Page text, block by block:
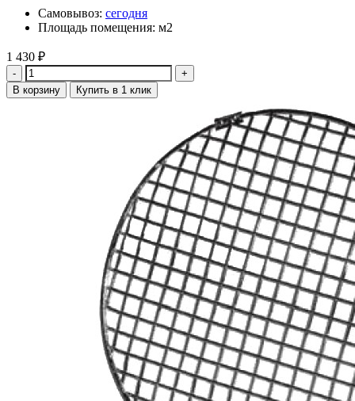
Самовывоз: сегодня
Площадь помещения: м2
1 430 ₽
Количество
В корзину Купить в 1 клик